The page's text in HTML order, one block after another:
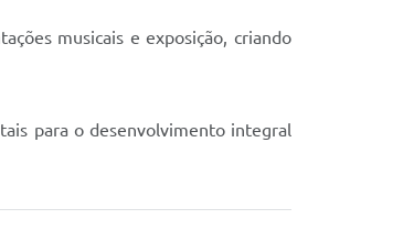
musicais e exposição, criando
para o desenvolvimento integral